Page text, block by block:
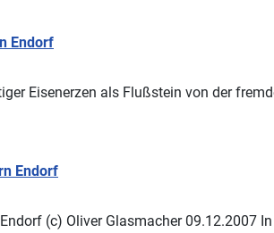
Endorf
Eisenerzen als Flußstein von der
Endorf
Endorf (c) Oliver Glasmacher 09.12.2007